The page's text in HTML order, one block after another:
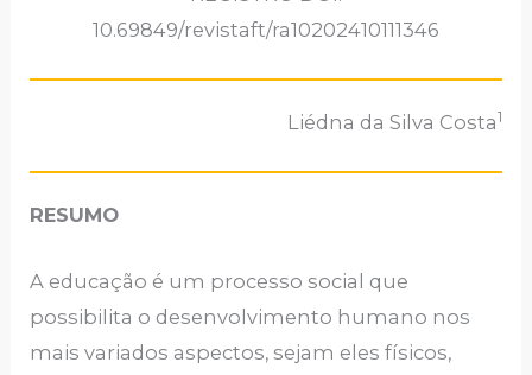
10.69849/revistaft/ra10202410111346
Liédna da Silva Costa1
RESUMO
A educação é um processo social que
possibilita o desenvolvimento humano nos
mais variados aspectos, sejam eles físicos,